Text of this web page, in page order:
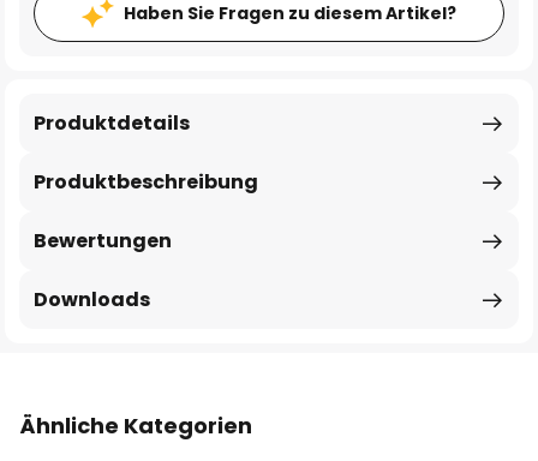
Haben Sie Fragen zu diesem Artikel?
Produktbeschreibung
Produktdetails
Bewertungen
Downloads
Ähnliche Kategorien